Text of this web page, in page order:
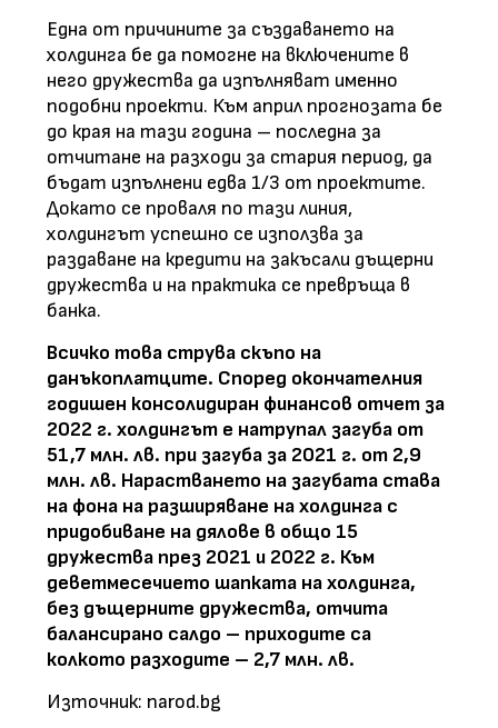
Една от причините за създаването на
холдинга бе да помогне на включените в
него дружества да изпълняват именно
подобни проекти. Към април прогнозата бе
до края на тази година – последна за
отчитане на разходи за стария период, да
бъдат изпълнени едва 1/3 от проектите.
Докато се проваля по тази линия,
холдингът успешно се използва за
раздаване на кредити на закъсали дъщерни
дружества и на практика се превръща в
банка.
Всичко това струва скъпо на
данъкоплатците. Според окончателния
годишен консолидиран финансов отчет за
2022 г. холдингът е натрупал загуба от
51,7 млн. лв. при загуба за 2021 г. от 2,9
млн. лв. Нарастването на загубата става
на фона на разширяване на холдинга с
придобиване на дялове в общо 15
дружества през 2021 и 2022 г. Към
деветмесечието шапката на холдинга,
без дъщерните дружества, отчита
балансирано салдо – приходите са
колкото разходите – 2,7 млн. лв.
Източник: narod.bg